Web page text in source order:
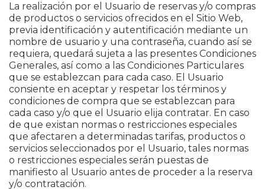
La realización por el Usuario de reservas y/o compras
de productos o servicios ofrecidos en el Sitio Web,
previa identificación y autentificación mediante un
nombre de usuario y una contraseña, cuando así se
requiera, quedará sujeta a las presentes Condiciones
Generales, así como a las Condiciones Particulares
que se establezcan para cada caso. El Usuario
consiente en aceptar y respetar los términos y
condiciones de compra que se establezcan para
cada caso y/o que el Usuario elija contratar. En caso
de que existan normas o restricciones especiales
que afectaren a determinadas tarifas, productos o
servicios seleccionados por el Usuario, tales normas
o restricciones especiales serán puestas de
manifiesto al Usuario antes de proceder a la reserva
y/o contratación.